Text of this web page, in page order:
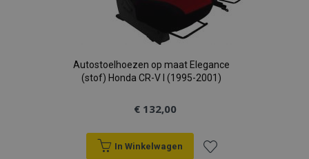
Autostoelhoezen op maat Elegance
(stof) Honda CR-V I (1995-2001)
€ 132,00
In Winkelwagen